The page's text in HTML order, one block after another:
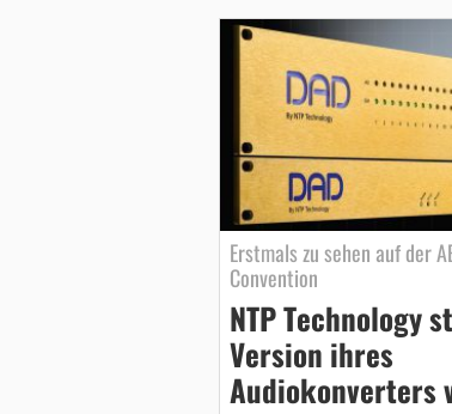
Erstmals zu sehen auf der
Convention
NTP Technology
Version ihres
Audiokonverters